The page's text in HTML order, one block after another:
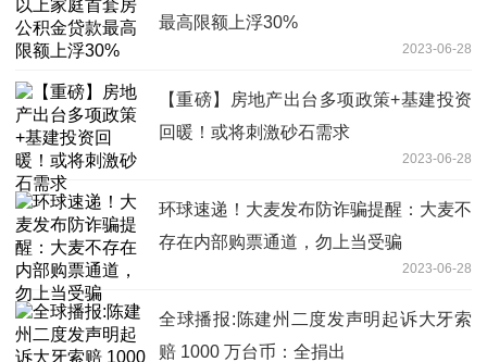
最高限额上浮30%
2023-06-28
【重磅】房地产出台多项政策+基建投资
回暖！或将刺激砂石需求
2023-06-28
环球速递！大麦发布防诈骗提醒：大麦不
存在内部购票通道，勿上当受骗
2023-06-28
全球播报:陈建州二度发声明起诉大牙索
赔 1000 万台币：全捐出